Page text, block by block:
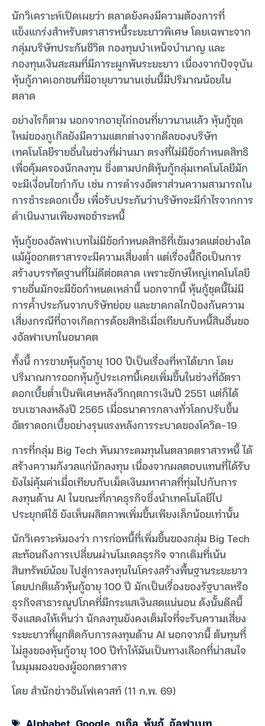
นักวิเคราะห์เปิดเผยว่า ตลาดยังคงมีความต้องการที่
แข็งแกร่งสำหรับตราสารหนี้ระยะยาวพิเศษ โดยเฉพาะจาก
กลุ่มบริษัทประกันชีวิต กองทุนบำเหน็จบำนาญ และ
กองทุนเงินสะสมที่มีภาระผูกพันระยะยาว เนื่องจากปัจจุบัน
หุ้นกู้ภาคเอกชนที่มีอายุยาวนานเช่นนี้มีปริมาณน้อยใน
ตลาด
อย่างไรก็ตาม นอกจากอายุไถ่ถอนที่ยาวนานแล้ว หุ้นกู้ชุด
ใหม่ของกูเกิลยังมีความแตกต่างจากดีลของบริษัท
เทคโนโลยีรายอื่นในช่วงที่ผ่านมา ตรงที่ไม่มีข้อกำหนดสิทธิ
เพื่อคุ้มครองนักลงทุน ซึ่งตามปกติหุ้นกู้กลุ่มเทคโนโลยีมัก
จะมีเงื่อนไขกำกับ เช่น การดำรงอัตราส่วนความสามารถใน
การชำระดอกเบี้ย เพื่อรับประกันว่าบริษัทจะมีกำไรจากการ
ดำเนินงานเพียงพอชำระหนี้
หุ้นกู้ของอัลฟาเบทไม่มีข้อกำหนดสิทธิที่เข้มงวดแต่อย่างใด
แม้ผู้ออกตราสารจะมีความเสี่ยงต่ำ แต่เรื่องนี้ถือเป็นการ
สร้างบรรทัดฐานที่ไม่ดีต่อตลาด เพราะยักษ์ใหญ่เทคโนโลยี
รายอื่นมักจะมีข้อกำหนดเหล่านี้ นอกจากนี้ หุ้นกู้ชุดนี้ไม่มี
การค้ำประกันจากบริษัทย่อย และขาดกลไกป้องกันความ
เสี่ยงกรณีที่อาจเกิดการด้อยสิทธิเมื่อเทียบกับหนี้สินอื่นขอ
งอัลฟาเบทในอนาคต
ทั้งนี้ การขายหุ้นกู้อายุ 100 ปีเป็นเรื่องที่หาได้ยาก โดย
ปริมาณการออกหุ้นกู้ประเภทนี้เคยเพิ่มขึ้นในช่วงที่อัตรา
ดอกเบี้ยต่ำเป็นพิเศษหลังวิกฤตการเงินปี 2551 แต่ก็ได้
ซบเซาลงหลังปี 2565 เมื่อธนาคารกลางทั่วโลกปรับขึ้น
อัตราดอกเบี้ยอย่างรุนแรงหลังการระบาดของโควิด-19
การที่กลุ่ม Big Tech หันมาระดมทุนในตลาดตราสารหนี้ ได้
สร้างความกังวลแก่นักลงทุน เนื่องจากผลตอบแทนที่ได้รับ
ยังไม่คุ้มค่าเมื่อเทียบกับเม็ดเงินมหาศาลที่ทุ่มไปกับการ
ลงทุนด้าน AI ในขณะที่ภาคธุรกิจซึ่งนำเทคโนโลยีไป
ประยุกต์ใช้ ยังเห็นผลิตภาพเพิ่มขึ้นเพียงเล็กน้อยเท่านั้น
นักวิเคราะห์มองว่า การก่อหนี้ที่เพิ่มขึ้นของกลุ่ม Big Tech
สะท้อนถึงการเปลี่ยนผ่านโมเดลธุรกิจ จากเดิมที่เน้น
สินทรัพย์น้อย ไปสู่การลงทุนในโครงสร้างพื้นฐานระยะยาว
โดยปกติแล้วหุ้นกู้อายุ 100 ปี มักเป็นเรื่องของรัฐบาลหรือ
ธุรกิจสาธารณูปโภคที่มีกระแสเงินสดแน่นอน ดังนั้นดีลนี้
จึงแสดงให้เห็นว่า นักลงทุนยังคงเต็มใจที่จะรับความเสี่ยง
ระยะยาวที่ผูกติดกับการลงทุนด้าน AI นอกจากนี้ ต้นทุนที่
ไม่สูงของหุ้นกู้อายุ 100 ปีทำให้มันเป็นทางเลือกที่น่าสนใจ
ในมุมมองของผู้ออกตราสาร
โดย สำนักข่าวอินโฟเควสท์ (11 ก.พ. 69)